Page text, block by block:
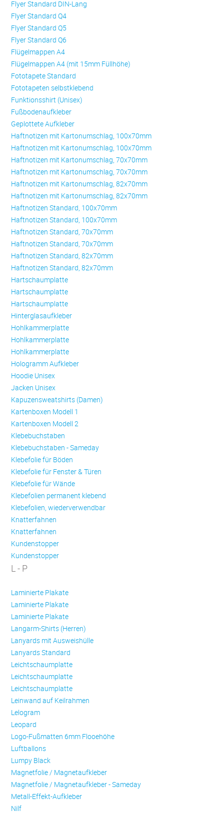
Flyer Standard DIN-Lang
Flyer Standard Q4
Flyer Standard Q5
Flyer Standard Q6
Flügelmappen A4
Flügelmappen A4 (mit 15mm Füllhöhe)
Fototapete Standard
Fototapeten selbstklebend
Funktionsshirt (Unisex)
Fußbodenaufkleber
Geplottete Aufkleber
Haftnotizen mit Kartonumschlag, 100x70mm
Haftnotizen mit Kartonumschlag, 100x70mm
Haftnotizen mit Kartonumschlag, 70x70mm
Haftnotizen mit Kartonumschlag, 70x70mm
Haftnotizen mit Kartonumschlag, 82x70mm
Haftnotizen mit Kartonumschlag, 82x70mm
Haftnotizen Standard, 100x70mm
Haftnotizen Standard, 100x70mm
Haftnotizen Standard, 70x70mm
Haftnotizen Standard, 70x70mm
Haftnotizen Standard, 82x70mm
Haftnotizen Standard, 82x70mm
Hartschaumplatte
Hartschaumplatte
Hartschaumplatte
Hinterglasaufkleber
Hohlkammerplatte
Hohlkammerplatte
Hohlkammerplatte
Hologramm Aufkleber
Hoodie Unisex
Jacken Unisex
Kapuzensweatshirts (Damen)
Kartenboxen Modell 1
Kartenboxen Modell 2
Klebebuchstaben
Klebebuchstaben - Sameday
Klebefolie für Böden
Klebefolie für Fenster & Türen
Klebefolie für Wände
Klebefolien permanent klebend
Klebefolien, wiederverwendbar
Knatterfahnen
Knatterfahnen
Kundenstopper
Kundenstopper
L - P
Laminierte Plakate
Laminierte Plakate
Laminierte Plakate
Langarm-Shirts (Herren)
Lanyards mit Ausweishülle
Lanyards Standard
Leichtschaumplatte
Leichtschaumplatte
Leichtschaumplatte
Leinwand auf Keilrahmen
Lelogram
Leopard
Logo-Fußmatten 6mm Flooehöhe
Luftballons
Lumpy Black
Magnetfolie / Magnetaufkleber
Magnetfolie / Magnetaufkleber - Sameday
Metall-Effekt-Aufkleber
Nilf